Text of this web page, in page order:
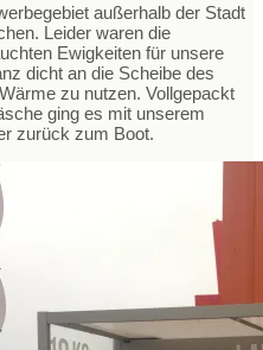
außerhalb der Stadt
Leider waren die
Ewigkeiten für unsere
dicht an die Scheibe des
zu nutzen. Vollgepackt
ging es mit unserem
zurück zum Boot.